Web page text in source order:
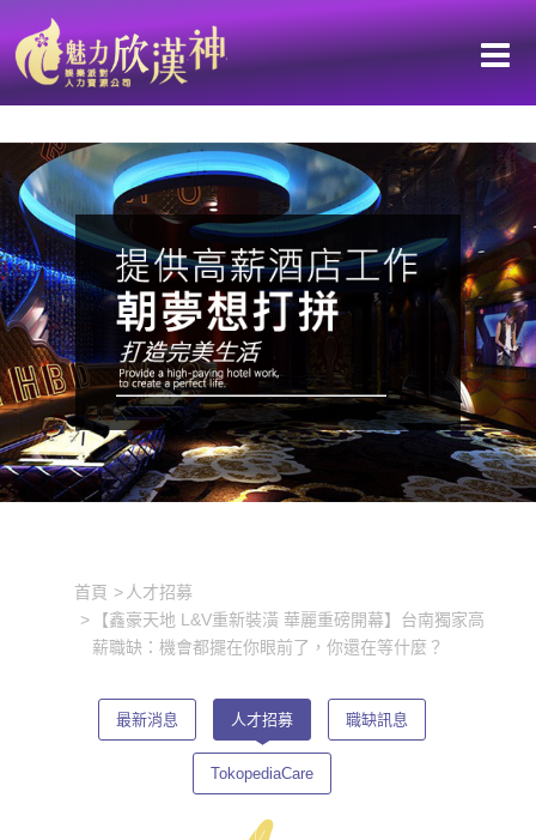
在你眼前了，你還在等什麼？
首頁
人才招募
【鑫豪天地 L&V重新裝潢 華麗重磅開幕】台南獨家高
薪職缺：機會都擺在你眼前了，你還在等什麼？
最新消息 人才招募 職缺訊息
TokopediaCare